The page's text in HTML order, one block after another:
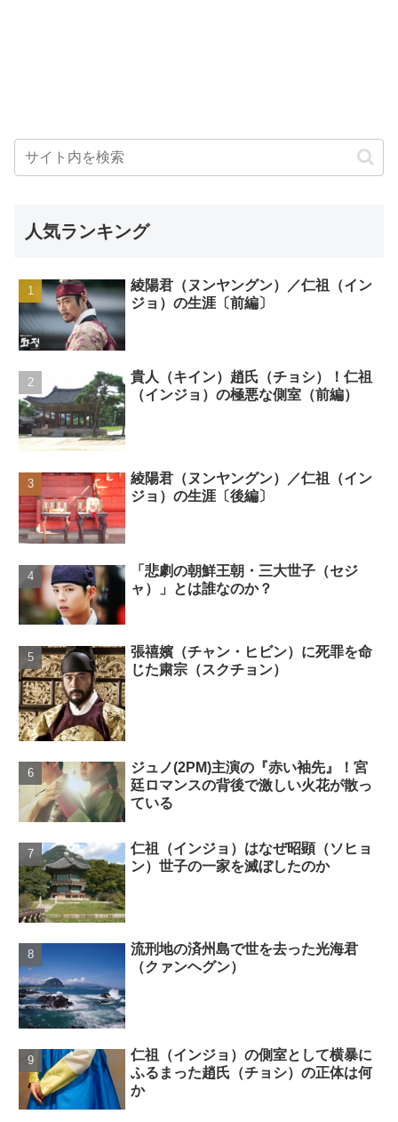
人気ランキング
綾陽君（ヌンヤングン）／仁祖（イン
ジョ）の生涯〔前編〕
貴人（キイン）趙氏（チョシ）！仁祖
（インジョ）の極悪な側室（前編）
綾陽君（ヌンヤングン）／仁祖（イン
ジョ）の生涯〔後編〕
「悲劇の朝鮮王朝・三大世子（セジ
ャ）」とは誰なのか？
張禧嬪（チャン・ヒビン）に死罪を命
じた粛宗（スクチョン）
ジュノ(2PM)主演の『赤い袖先』！宮
廷ロマンスの背後で激しい火花が散っ
ている
仁祖（インジョ）はなぜ昭顕（ソヒョ
ン）世子の一家を滅ぼしたのか
流刑地の済州島で世を去った光海君
（クァンヘグン）
仁祖（インジョ）の側室として横暴に
ふるまった趙氏（チョシ）の正体は何
か